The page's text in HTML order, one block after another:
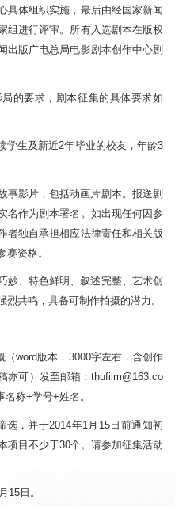
具体组织实施，最后由经国家新闻
组进行评审。所有入选剧本在版权
出版广电总局电影剧本创作中心剧
的要求，剧本征集的具体要求如
学生及新近2年毕业的校友，年龄3
事影片，包括动画片剧本。报送剧
名作为剧本署名。如出现任何因参
者独自承担相应法律责任和相关版
赛资格。
妙、特色鲜明、叙述完整、艺术创
共鸣，具备可制作拍摄的潜力。
（word版本，3000字左右，含创作
亦可）发至邮箱： thufilm@163.co
名称+学号+姓名。
选，并于2014年1月15日前通知初
项目不少于30个。请参加征集活动
15日。